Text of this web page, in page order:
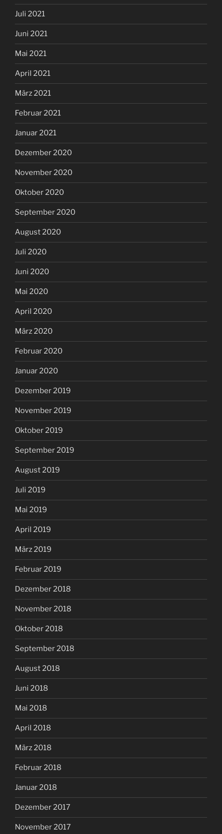
Juli 2021
Juni 2021
Mai 2021
April 2021
März 2021
Februar 2021
Januar 2021
Dezember 2020
November 2020
Oktober 2020
September 2020
August 2020
Juli 2020
Juni 2020
Mai 2020
April 2020
März 2020
Februar 2020
Januar 2020
Dezember 2019
November 2019
Oktober 2019
September 2019
August 2019
Juli 2019
Mai 2019
April 2019
März 2019
Februar 2019
Dezember 2018
November 2018
Oktober 2018
September 2018
August 2018
Juni 2018
Mai 2018
April 2018
März 2018
Februar 2018
Januar 2018
Dezember 2017
November 2017